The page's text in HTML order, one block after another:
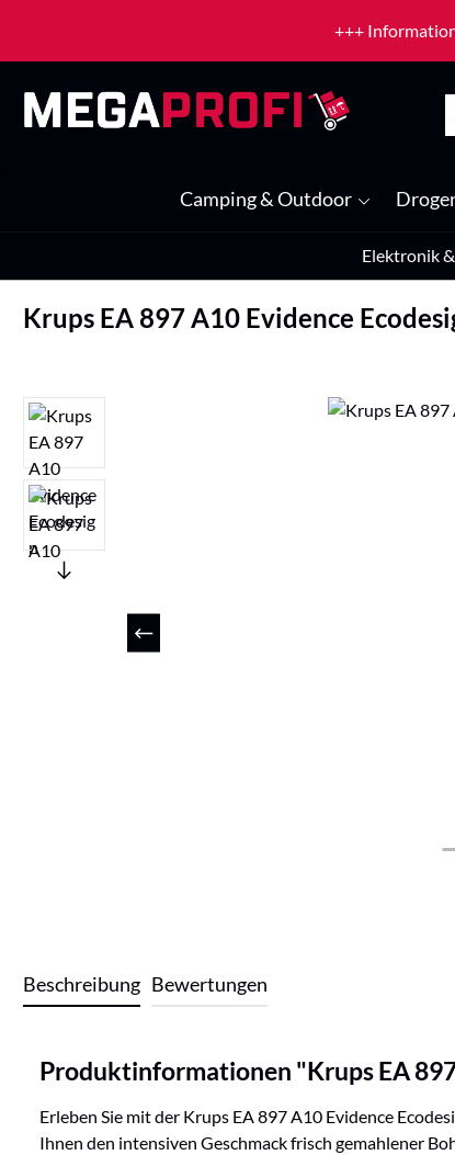
+++
Camping & Outdoor
Elektronik
Krups EA 897 A10 Evidence
Bildergalerie überspringen
Beschreibung Bewertungen
Produktinformationen "Krups EA
Erleben Sie mit der Krups EA 897 A10 Evidence
Ihnen den intensiven Geschmack frisch gemahlener